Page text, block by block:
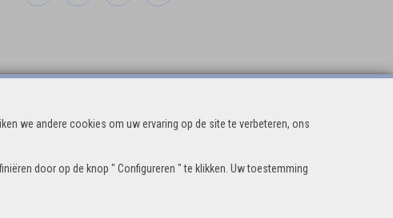
we andere cookies om uw ervaring op de site te verbeteren, ons
door op de knop " Configureren " te klikken. Uw toestemming